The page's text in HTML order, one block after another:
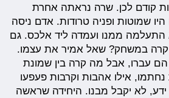
קודם לכן. שרה נראתה אחרת
שמוטות ופניה טרודות. אדם ניסה
ממנו ועמדה ליד אלכס. גם
קרה במשחק? שאל אמיר את עצמו.
עברו, אבל מה קרה בין שמונת
נחתמו, אילו אהבות וקרבות פעפעו
לא יקבל מבנו. היחידה שראשה